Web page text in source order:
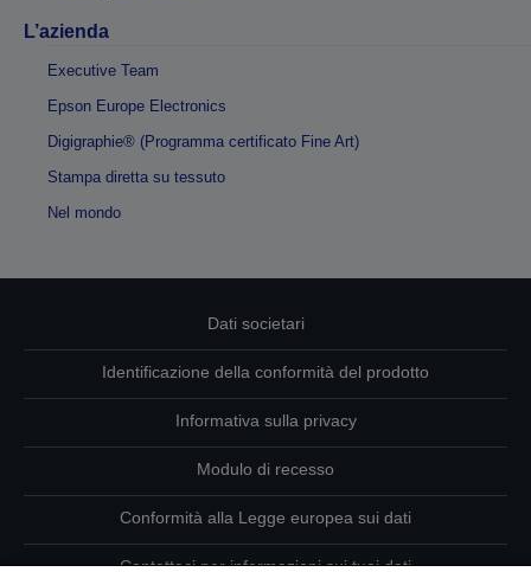
L’azienda
Executive Team
Epson Europe Electronics
Digigraphie® (Programma certificato Fine Art)
Stampa diretta su tessuto
Nel mondo
Dati societari
Identificazione della conformità del prodotto
Informativa sulla privacy
Modulo di recesso
Conformità alla Legge europea sui dati
Contattaci per informazioni sui tuoi dati